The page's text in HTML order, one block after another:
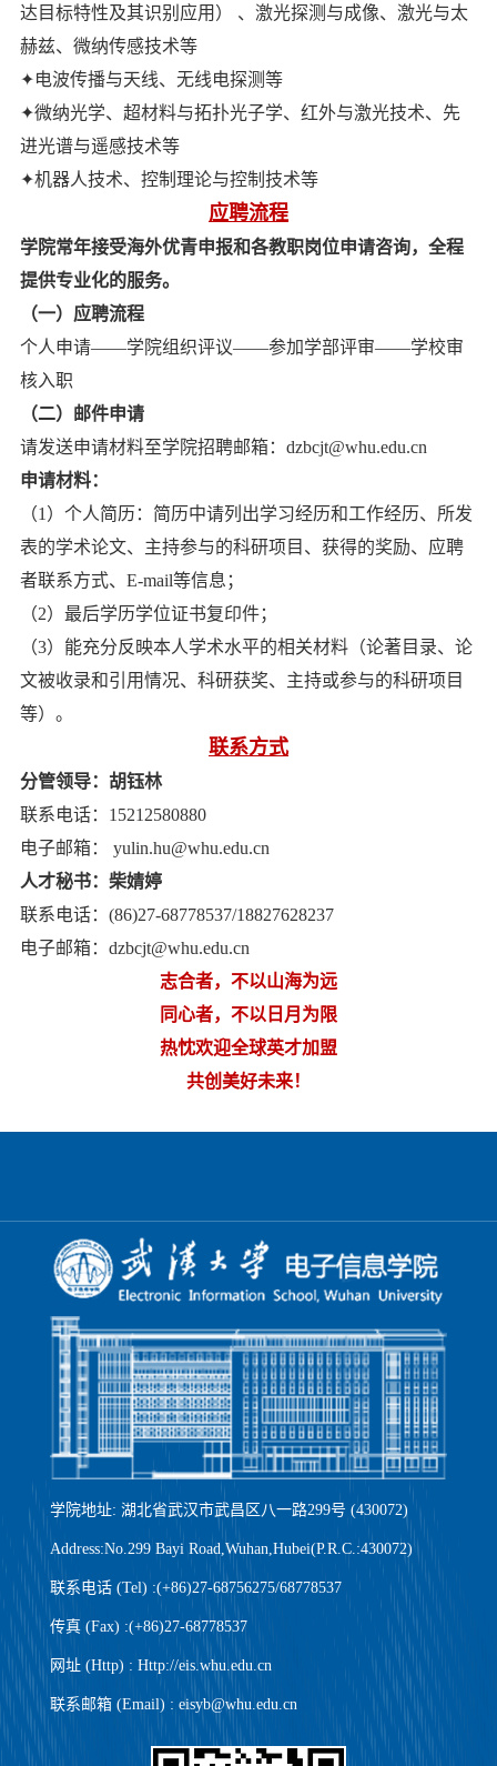
达目标特性及其识别应用） 、激光探测与成像、激光与太
赫兹、微纳传感技术等
✦电波传播与天线、无线电探测等
✦微纳光学、超材料与拓扑光子学、红外与激光技术、先
进光谱与遥感技术等
✦机器人技术、控制理论与控制技术等
应聘流程
学院常年接受海外优青申报和各教职岗位申请咨询，全程
提供专业化的服务。
（一）应聘流程
个人申请——学院组织评议——参加学部评审——学校审
核入职
（二）邮件申请
请发送申请材料至学院招聘邮箱：dzbcjt@whu.edu.cn
申请材料：
（1）个人简历：简历中请列出学习经历和工作经历、所发
表的学术论文、主持参与的科研项目、获得的奖励、应聘
者联系方式、E-mail等信息；
（2）最后学历学位证书复印件；
（3）能充分反映本人学术水平的相关材料（论著目录、论
文被收录和引用情况、科研获奖、主持或参与的科研项目
等）。
联系方式
分管领导：胡钰林
联系电话：15212580880
电子邮箱： yulin.hu@whu.edu.cn
人才秘书：柴婧婷
联系电话：(86)27-68778537/18827628237
电子邮箱：dzbcjt@whu.edu.cn
志合者，不以山海为远
同心者，不以日月为限
热忱欢迎全球英才加盟
共创美好未来！
学院地址: 湖北省武汉市武昌区八一路299号 (430072)
Address:No.299 Bayi Road,Wuhan,Hubei(P.R.C.:430072)
联系电话 (Tel) :(+86)27-68756275/68778537
传真 (Fax) :(+86)27-68778537
网址 (Http) : Http://eis.whu.edu.cn
联系邮箱 (Email) : eisyb@whu.edu.cn